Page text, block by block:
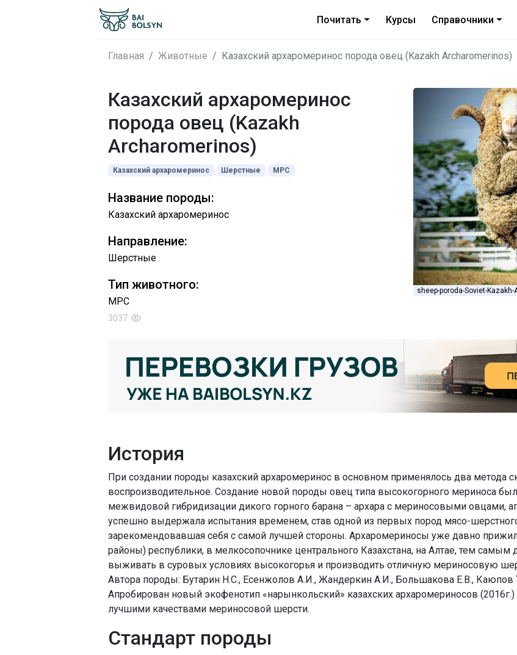
Почитать Курсы Справочники
Главная Животные Казахский архаромеринос порода овец (Kazakh Archaromerinos)
Казахский архаромеринос
порода овец (Kazakh
Archaromerinos)
Казахский архаромеринос Шерстные МРС
Название породы:
Казахский архаромеринос
Направление:
Шерстные
Тип животного:
МРС
3037
sheep-poroda-Soviet-
История
При создании породы казахский архаромеринос в основном применялось два метода
воспроизводительное. Создание новой породы овец типа высокогорного мериноса
межвидовой гибридизации дикого горного барана – архара с мериносовыми овцами,
успешно выдержала испытания временем, став одной из первых пород мясо-
зарекомендовавшая себя с самой лучшей стороны. Архаромериносы уже давно
районы) республики, в мелкосопочнике центрального Казахстана, на Алтае, тем
выживать в суровых условиях высокогорья и производить отличную мериносовую
Автора породы: Бутарин Н.С., Есенжолов А.И., Жандеркин А.И., Большакова Е.В.,
Апробирован новый экофенотип «нарынкольский» казахских архаромериносов
лучшими качествами мериносовой шерсти.
Стандарт породы